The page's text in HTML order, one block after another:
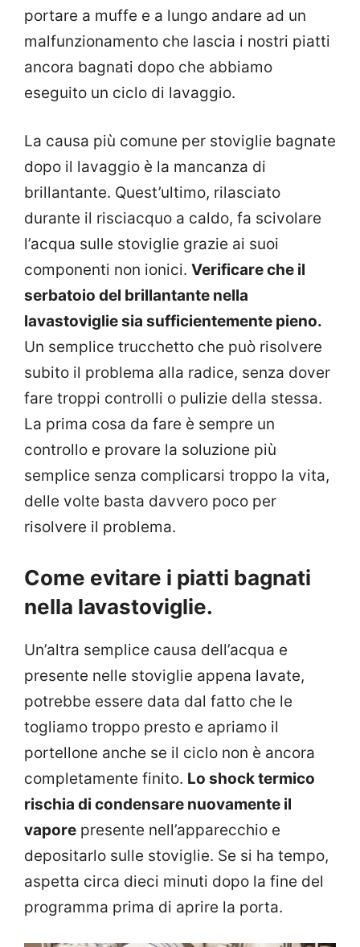
portare a muffe e a lungo andare ad un
malfunzionamento che lascia i nostri piatti
ancora bagnati dopo che abbiamo
eseguito un ciclo di lavaggio.
La causa più comune per stoviglie bagnate
dopo il lavaggio è la mancanza di
brillantante. Quest’ultimo, rilasciato
durante il risciacquo a caldo, fa scivolare
l’acqua sulle stoviglie grazie ai suoi
componenti non ionici. Verificare che il
serbatoio del brillantante nella
lavastoviglie sia sufficientemente pieno.
Un semplice trucchetto che può risolvere
subito il problema alla radice, senza dover
fare troppi controlli o pulizie della stessa.
La prima cosa da fare è sempre un
controllo e provare la soluzione più
semplice senza complicarsi troppo la vita,
delle volte basta davvero poco per
risolvere il problema.
Come evitare i piatti bagnati
nella lavastoviglie.
Un’altra semplice causa dell’acqua e
presente nelle stoviglie appena lavate,
potrebbe essere data dal fatto che le
togliamo troppo presto e apriamo il
portellone anche se il ciclo non è ancora
completamente finito. Lo shock termico
rischia di condensare nuovamente il
vapore presente nell’apparecchio e
depositarlo sulle stoviglie. Se si ha tempo,
aspetta circa dieci minuti dopo la fine del
programma prima di aprire la porta.